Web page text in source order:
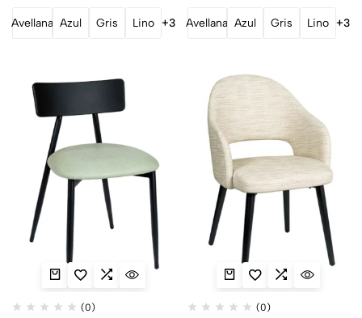
Avellana Azul Gris Lino +3 Avellana Azul Gris Lino +3
(0) (0)